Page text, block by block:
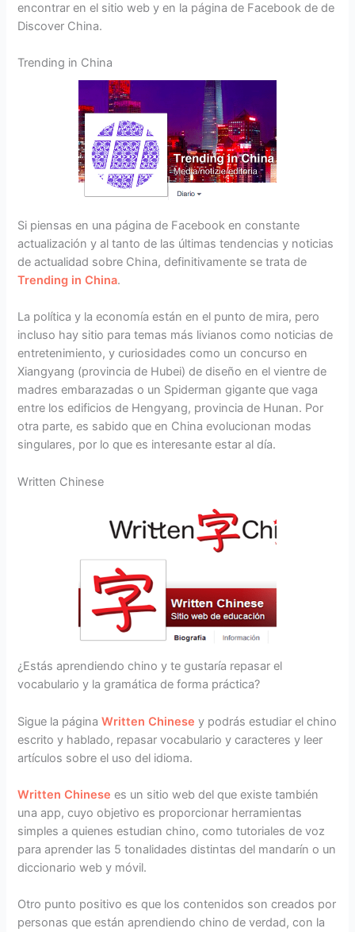
encontrar en el sitio web y en la página de Facebook de de
Discover China.
Trending in China
Si piensas en una página de Facebook en constante
actualización y al tanto de las últimas tendencias y noticias
de actualidad sobre China, definitivamente se trata de
Trending in China.
La política y la economía están en el punto de mira, pero
incluso hay sitio para temas más livianos como noticias de
entretenimiento, y curiosidades como un concurso en
Xiangyang (provincia de Hubei) de diseño en el vientre de
madres embarazadas o un Spiderman gigante que vaga
entre los edificios de Hengyang, provincia de Hunan. Por
otra parte, es sabido que en China evolucionan modas
singulares, por lo que es interesante estar al día.
Written Chinese
¿Estás aprendiendo chino y te gustaría repasar el
vocabulario y la gramática de forma práctica?
Sigue la páginaWritten Chinese y podrás estudiar el chino
escrito y hablado, repasar vocabulario y caracteres y leer
artículos sobre el uso del idioma.
Written Chinese es un sitio web del que existe también
una app, cuyo objetivo es proporcionar herramientas
simples a quienes estudian chino, como tutoriales de voz
para aprender las 5 tonalidades distintas del mandarín o un
diccionario web y móvil.
Otro punto positivo es que los contenidos son creados por
personas que están aprendiendo chino de verdad, con la